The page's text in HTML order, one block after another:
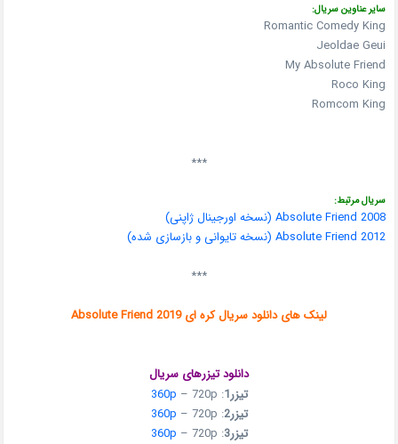
سایر عناوین سریال:
Romantic Comedy King
Jeoldae Geui
My Absolute Friend
Roco King
Romcom King
***
سریال مرتبط:
Absolute Friend 2008 (نسخه اورجینال ژاپنی)
Absolute Friend 2012 (نسخه تایوانی و بازسازی شده)
***
لینک های دانلود سریال کره ای Absolute Friend 2019
دانلود تیزرهای سریال
تیزر1 :
360p – 720p
تیزر2 :
360p – 720p
تیزر3 :
360p – 720p